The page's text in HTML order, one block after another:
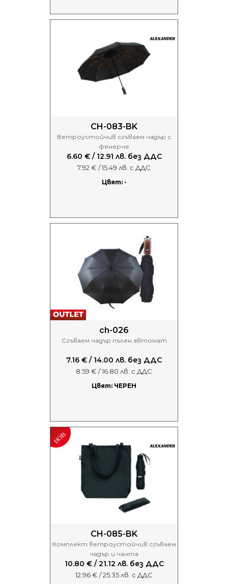
CH-083-BK
Ветроустойчив сгъваем чадър с
фенерче
6.60 € / 12.91 лв. без ДДС
7.92 € / 15.49 лв. с ДДС
Цвят: -
ch-026
Сгъваем чадър пълен автомат
7.16 € / 14.00 лв. без ДДС
8.59 € / 16.80 лв. с ДДС
Цвят: ЧЕРЕН
CH-085-BK
Комплект ветроустойчив сгъваем
чадър и чанта
10.80 € / 21.12 лв. без ДДС
12.96 € / 25.35 лв. с ДДС